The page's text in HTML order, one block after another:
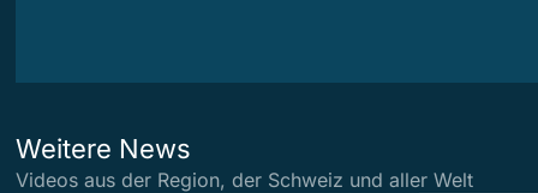
Weitere News
Videos aus der Region, der Schweiz und aller Welt